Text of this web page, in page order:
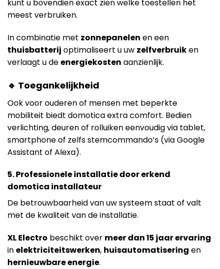
kunt u bovendien exact zien welke toestellen het
meest verbruiken.
In combinatie met zonnepanelen en een
thuisbatterij optimaliseert u uw zelfverbruiken
verlaagt u de energiekosten aanzienlijk.
🔹 Toegankelijkheid
Ook voor ouderen of mensen met beperkte
mobiliteit biedt domotica extra comfort. Bedien
verlichting, deuren of rolluiken eenvoudig via tablet,
smartphone of zelfs stemcommando’s (via Google
Assistant of Alexa).
5. Professionele installatie door erkend
domotica installateur
De betrouwbaarheid van uw systeem staat of valt
met de kwaliteit van de installatie.
XL Electro beschikt over meer dan 15 jaar ervaring
in elektriciteitswerken, huisautomatisering en
hernieuwbare energie.